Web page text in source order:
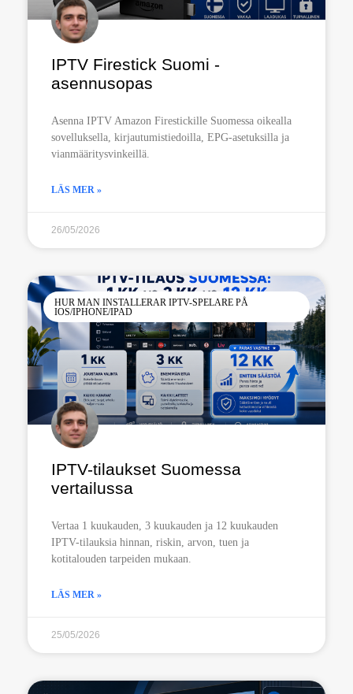
IPTV Firestick Suomi -
asennusopas
Asenna IPTV Amazon Firestickille Suomessa oikealla
sovelluksella, kirjautumistiedoilla, EPG-asetuksilla ja
vianmääritysvinkeillä.
LÄS MER »
26/05/2026
HUR MAN INSTALLERAR IPTV-SPELARE PÅ
IOS/IPHONE/IPAD
IPTV-tilaukset Suomessa
vertailussa
Vertaa 1 kuukauden, 3 kuukauden ja 12 kuukauden
IPTV-tilauksia hinnan, riskin, arvon, tuen ja
kotitalouden tarpeiden mukaan.
LÄS MER »
25/05/2026